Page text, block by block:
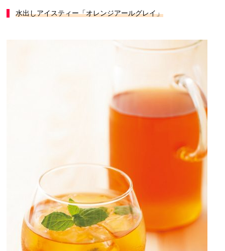
水出しアイスティー「オレンジアールグレイ」